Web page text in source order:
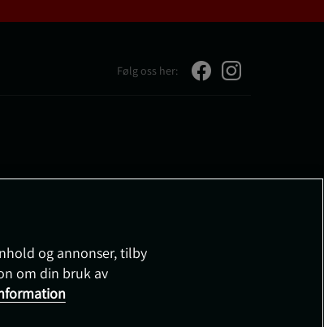
Følg oss her:
og annonser, tilby
om din bruk av